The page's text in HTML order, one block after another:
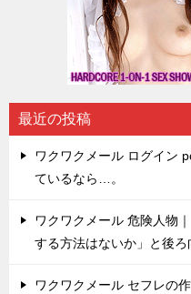
最近の投稿
ワクワクメール ログイン
ているなら…。
ワクワクメール 危険人物
する方法はないか」と後
ワクワクメール セフレの